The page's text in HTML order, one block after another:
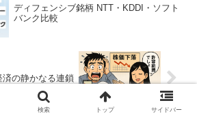
ディフェンシブ銘柄 NTT・KDDI・ソフト
バンク比較
済の静かなる連鎖
検索 トップ サイドバー